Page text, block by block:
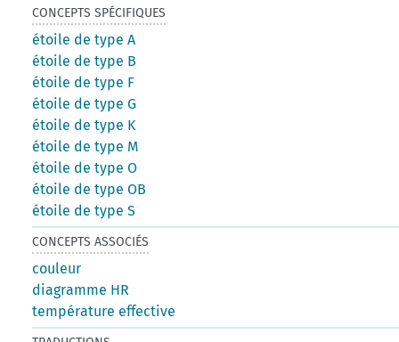
CONCEPTS SPÉCIFIQUES
étoile de type A
étoile de type B
étoile de type F
étoile de type G
étoile de type K
étoile de type M
étoile de type O
étoile de type OB
étoile de type S
CONCEPTS ASSOCIÉS
couleur
diagramme HR
température effective